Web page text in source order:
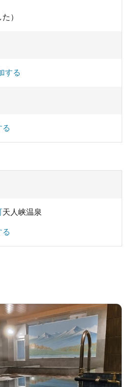
）
する
る
天人峡温泉
る